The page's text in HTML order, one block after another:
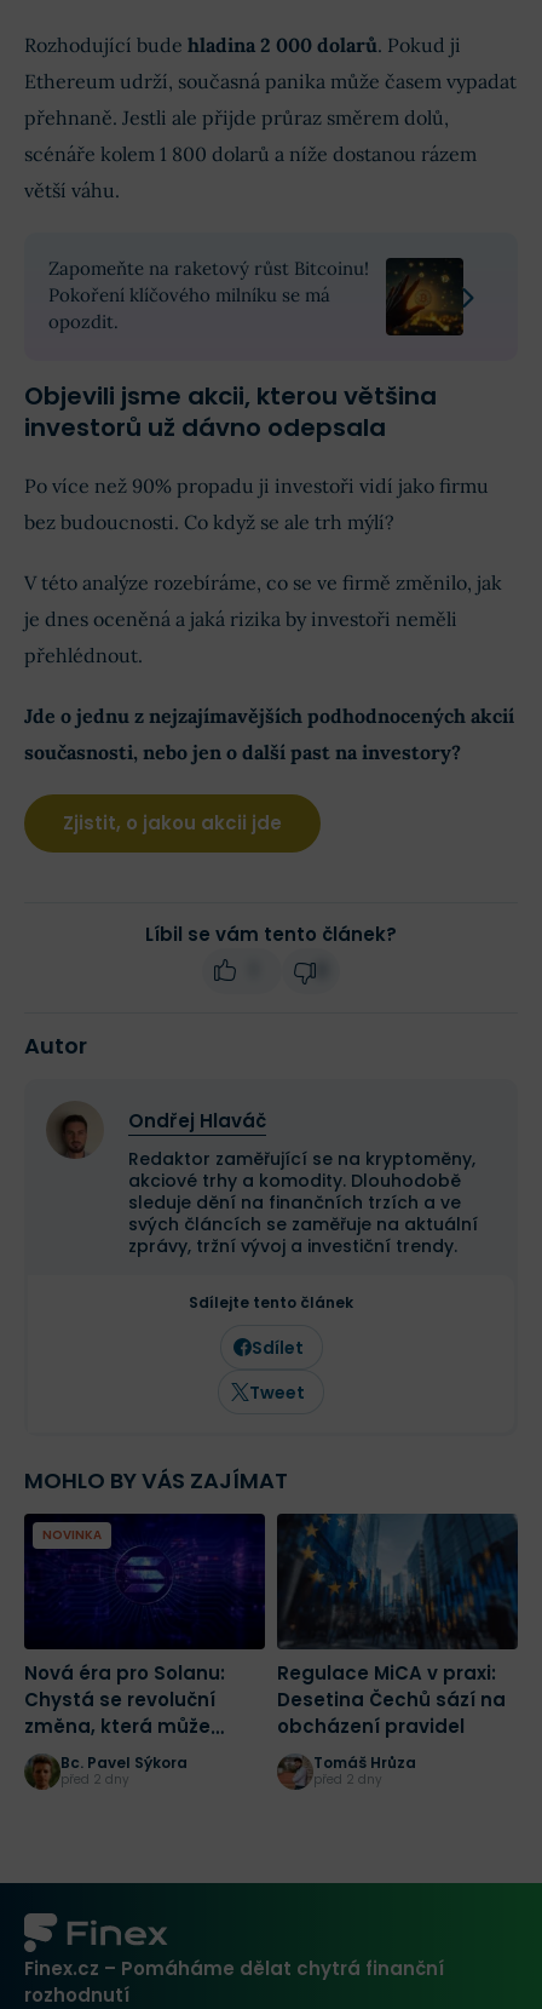
Rozhodující bude hladina 2 000 dolarů. Pokud ji
Ethereum udrží, současná panika může časem vypadat
přehnaně. Jestli ale přijde průraz směrem dolů,
scénáře kolem 1 800 dolarů a níže dostanou rázem
větší váhu.
Zapomeňte na raketový růst Bitcoinu!
Pokoření klíčového milníku se má
opozdit.
Objevili jsme akcii, kterou většina
investorů už dávno odepsala
Po více než 90% propadu ji investoři vidí jako firmu
bez budoucnosti. Co když se ale trh mýlí?
V této analýze rozebíráme, co se ve firmě změnilo, jak
je dnes oceněná a jaká rizika by investoři neměli
přehlédnout.
Jde o jednu z nejzajímavějších podhodnocených akcií
současnosti, nebo jen o další past na investory?
Zjistit, o jakou akcii jde
Líbil se vám tento článek?
Autor
Ondřej Hlaváč
Redaktor zaměřující se na kryptoměny,
akciové trhy a komodity. Dlouhodobě
sleduje dění na finančních trzích a ve
svých článcích se zaměřuje na aktuální
zprávy, tržní vývoj a investiční trendy.
Sdílejte tento článek
Sdílet
Tweet
MOHLO BY VÁS ZAJÍMAT
NOVINKA
Nová éra pro Solanu:
Chystá se revoluční
změna, která může
spustit masivní růst
Bc. Pavel Sýkora
před 2 dny
Regulace MiCA v praxi:
Desetina Čechů sází na
obcházení pravidel
Tomáš Hrůza
před 2 dny
Finex.cz – Pomáháme dělat chytrá finanční
rozhodnutí